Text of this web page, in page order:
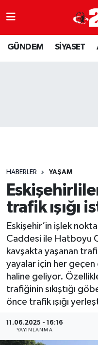
GÜNDEM SİYASET
HABERLER YAŞAM
trafik ışığı
Eskişehir’in işlek
Caddesi ile Hatboyu
kavşakta yaşanan
yayalar için her geçen
haline geliyor.
trafiğinin sıkıştığı
önce trafik ışığı
11.06.2025 - 16:16
YAYINLANMA
ASAYİŞ
DÜNYA
SPOR
YAŞAM
Nöbetçi
Hava Durumu
Son Dakika
Haber Arşivi